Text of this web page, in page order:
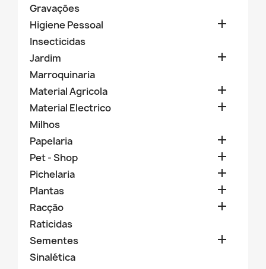
Gravações
Higiene Pessoal

Insecticidas
Jardim

Marroquinaria
Material Agricola

Material Electrico 
Milhos
Papelaria

Pet - Shop 
Pichelaria 
Plantas 
Racção 
Raticidas
Sementes

Sinalética